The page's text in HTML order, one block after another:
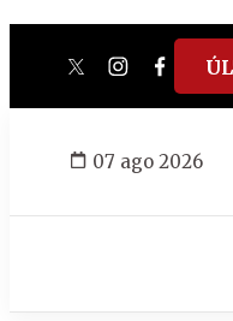
twitterinstagram
07 ago 2026